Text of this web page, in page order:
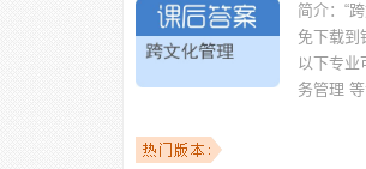
简介： “
免下载到
以下专业
务管理 等